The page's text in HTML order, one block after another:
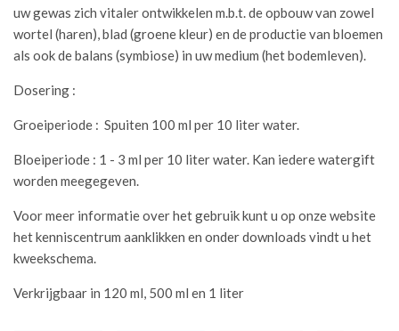
uw gewas zich vitaler ontwikkelen m.b.t. de opbouw van zowel
wortel (haren), blad (groene kleur) en de productie van bloemen
als ook de balans (symbiose) in uw medium (het bodemleven).
Dosering :
Groeiperiode : Spuiten 100 ml per 10 liter water.
Bloeiperiode : 1 - 3 ml per 10 liter water. Kan iedere watergift
worden meegegeven.
Voor meer informatie over het gebruik kunt u op onze website
het kenniscentrum aanklikken en onder downloads vindt u het
kweekschema.
Verkrijgbaar in 120 ml, 500 ml en 1 liter